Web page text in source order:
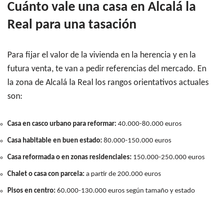
Cuánto vale una casa en Alcalá la
Real para una tasación
Para fijar el valor de la vivienda en la herencia y en la
futura venta, te van a pedir referencias del mercado. En
la zona de Alcalá la Real los rangos orientativos actuales
son:
Casa en casco urbano para reformar: 40.000-80.000 euros
Casa habitable en buen estado: 80.000-150.000 euros
Casa reformada o en zonas residenciales: 150.000-250.000 euros
Chalet o casa con parcela: a partir de 200.000 euros
Pisos en centro: 60.000-130.000 euros según tamaño y estado